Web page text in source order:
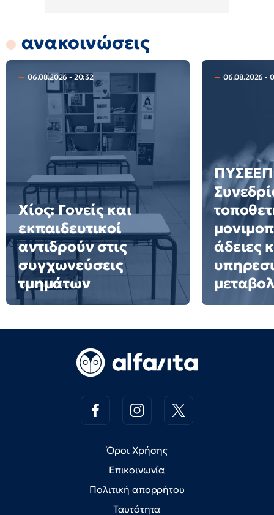
ανακοινώσεις
06.08.2026 - 20:32
Χίος: Γονείς και
εκπαιδευτικοί
αντιδρούν στις
συγχωνεύσεις
τμημάτων
06.08.2026 -
ΠΥΣΕΕΠ
άδειες
Όροι Χρήσης
Επικοινωνία
Πολιτική απορρήτου
Ταυτότητα